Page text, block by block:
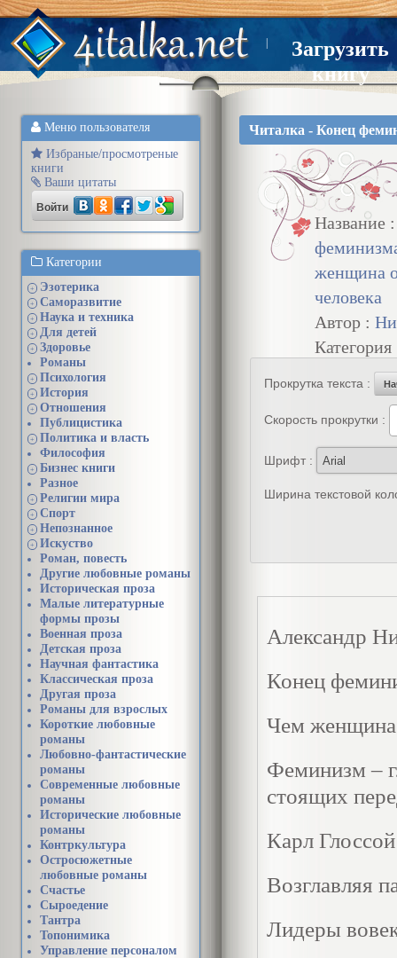
Загрузить
книгу
Меню пользователя
Избраные/просмотреные
книги
Ваши цитаты
Войти
Категории
+ Эзотерика
+ Саморазвитие
+ Наука и техника
+ Для детей
+
Здоровье
Романы
+ Психология
+ История
+
Отношения
Публицистика
+
Политика и власть
Философия
+
Бизнес книги
Разное
+ Религии мира
+ Спорт
+ Непознанное
+
Искуство
Роман, повесть
Другие любовные романы
Историческая проза
Малые литературные
формы прозы
Военная проза
Детская проза
Научная фантастика
Классическая проза
Другая проза
Романы для взрослых
Короткие любовные
романы
Любовно-фантастические
романы
Современные любовные
романы
Исторические любовные
романы
Контркультура
Остросюжетные
любовные романы
Счастье
Сыроедение
Тантра
Топонимика
Управление персоналом
Читалка - Конец
Название
женщина
человека
Автор :
Прокрутка текста :
Скорость прокрутки :
Шрифт :
Ширина текстовой
Александр
Конец
Чем женщина
Феминизм –
стоящих
Карл Глоссой
Возглавляя
Лидеры